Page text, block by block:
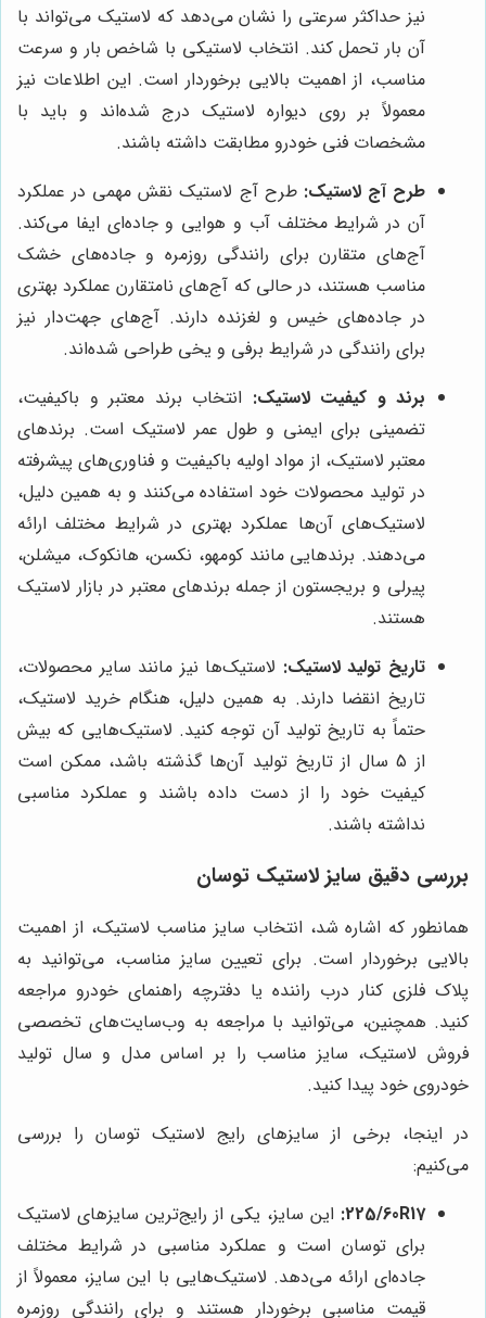
نیز حداکثر سرعتی را نشان می‌دهد که لاستیک می‌تواند با
آن بار تحمل کند. انتخاب لاستیکی با شاخص بار و سرعت
مناسب، از اهمیت بالایی برخوردار است. این اطلاعات نیز
معمولاً بر روی دیواره لاستیک درج شده‌اند و باید با
مشخصات فنی خودرو مطابقت داشته باشند.
طرح آج لاستیک: طرح آج لاستیک نقش مهمی در عملکرد
آن در شرایط مختلف آب و هوایی و جاده‌ای ایفا می‌کند.
آج‌های متقارن برای رانندگی روزمره و جاده‌های خشک
مناسب هستند، در حالی که آج‌های نامتقارن عملکرد بهتری
در جاده‌های خیس و لغزنده دارند. آج‌های جهت‌دار نیز
برای رانندگی در شرایط برفی و یخی طراحی شده‌اند.
برند و کیفیت لاستیک: انتخاب برند معتبر و باکیفیت،
تضمینی برای ایمنی و طول عمر لاستیک است. برندهای
معتبر لاستیک، از مواد اولیه باکیفیت و فناوری‌های پیشرفته
در تولید محصولات خود استفاده می‌کنند و به همین دلیل،
لاستیک‌های آن‌ها عملکرد بهتری در شرایط مختلف ارائه
می‌دهند. برندهایی مانند کومهو، نکسن، هانکوک، میشلن،
پیرلی و بریجستون از جمله برندهای معتبر در بازار لاستیک
هستند.
تاریخ تولید لاستیک: لاستیک‌ها نیز مانند سایر محصولات،
تاریخ انقضا دارند. به همین دلیل، هنگام خرید لاستیک،
حتماً به تاریخ تولید آن توجه کنید. لاستیک‌هایی که بیش
از 5 سال از تاریخ تولید آن‌ها گذشته باشد، ممکن است
کیفیت خود را از دست داده باشند و عملکرد مناسبی
نداشته باشند.
بررسی دقیق سایز لاستیک توسان
همانطور که اشاره شد، انتخاب سایز مناسب لاستیک، از اهمیت
بالایی برخوردار است. برای تعیین سایز مناسب، می‌توانید به
پلاک فلزی کنار درب راننده یا دفترچه راهنمای خودرو مراجعه
کنید. همچنین، می‌توانید با مراجعه به وب‌سایت‌های تخصصی
فروش لاستیک، سایز مناسب را بر اساس مدل و سال تولید
خودروی خود پیدا کنید.
در اینجا، برخی از سایزهای رایج لاستیک توسان را بررسی
می‌کنیم:
225/60R17: این سایز، یکی از رایج‌ترین سایزهای لاستیک
برای توسان است و عملکرد مناسبی در شرایط مختلف
جاده‌ای ارائه می‌دهد. لاستیک‌هایی با این سایز، معمولاً از
قیمت مناسبی برخوردار هستند و برای رانندگی روزمره